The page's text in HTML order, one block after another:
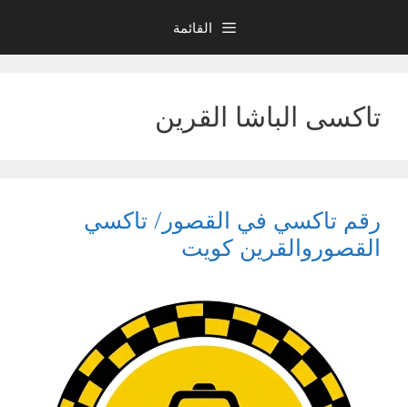
المحتوى
القائمة
تاكسى الباشا القرين
رقم تاكسي في القصور/ تاكسي
القصوروالقرين كويت